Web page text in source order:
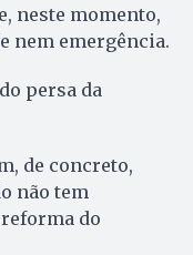
neste momento,
nem emergência.
persa da
de concreto,
não tem
do